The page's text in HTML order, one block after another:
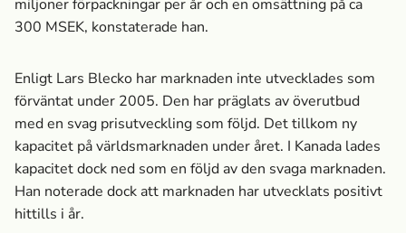
miljoner förpackningar per år och en omsättning på ca
300 MSEK, konstaterade han.
Enligt Lars Blecko har marknaden inte utvecklades som
förväntat under 2005. Den har präglats av överutbud
med en svag prisutveckling som följd. Det tillkom ny
kapacitet på världsmarknaden under året. I Kanada lades
kapacitet dock ned som en följd av den svaga marknaden.
Han noterade dock att marknaden har utvecklats positivt
hittills i år.